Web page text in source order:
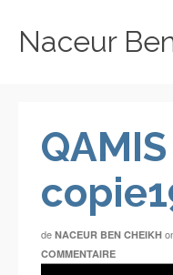
Naceur
de NACEUR BEN CHEIKH
COMMENTAIRE